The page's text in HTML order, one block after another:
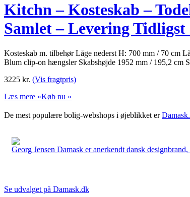
Kitchn – Kosteskab –
Samlet – Levering Tidligst
Kosteskab m. tilbehør Låge nederst H: 700 mm / 70 cm
Blum clip-on hængsler Skabshøjde 1952 mm / 195,2 cm S
3225 kr. (Vis fragtpris)
Læs mere »Køb nu »
De mest populære bolig-webshops i øjeblikket er
Georg Jensen Damask er anerkendt dansk
Se udvalget på Damask.dk